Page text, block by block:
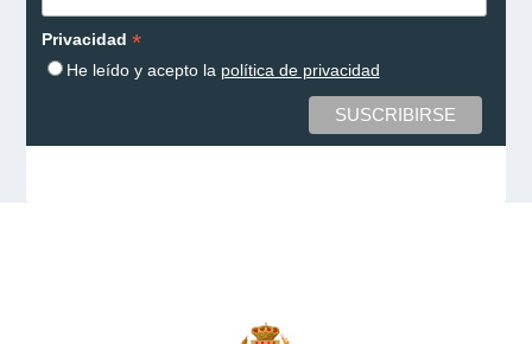
Privacidad *
He leído y acepto la política de privacidad